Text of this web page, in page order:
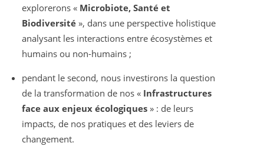
explorerons « Microbiote, Santé et
Biodiversité », dans une perspective holistique
analysant les interactions entre écosystèmes et
humains ou non-humains ;
pendant le second, nous investirons la question
de la transformation de nos « Infrastructures
face aux enjeux écologiques » : de leurs
impacts, de nos pratiques et des leviers de
changement.